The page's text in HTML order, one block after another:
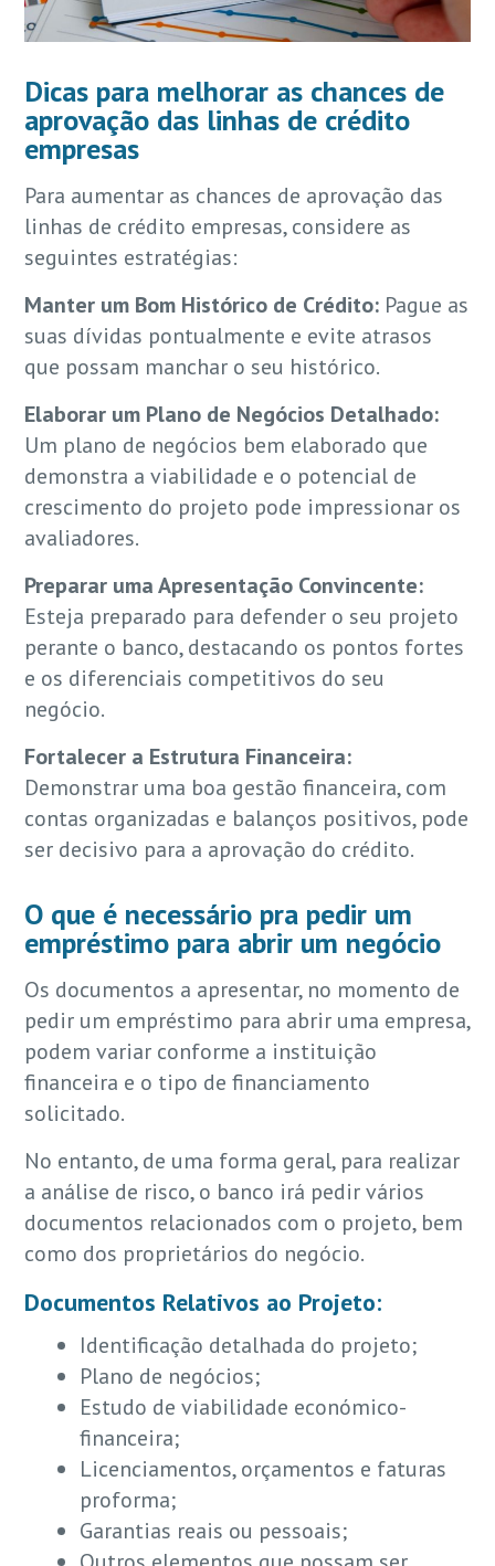
Dicas para melhorar as chances de
aprovação das linhas de crédito
empresas
Para aumentar as chances de aprovação das
linhas de crédito empresas, considere as
seguintes estratégias:
Manter um Bom Histórico de Crédito: Pague as
suas dívidas pontualmente e evite atrasos
que possam manchar o seu histórico.
Elaborar um Plano de Negócios Detalhado:
Um plano de negócios bem elaborado que
demonstra a viabilidade e o potencial de
crescimento do projeto pode impressionar os
avaliadores.
Preparar uma Apresentação Convincente:
Esteja preparado para defender o seu projeto
perante o banco, destacando os pontos fortes
e os diferenciais competitivos do seu
negócio.
Fortalecer a Estrutura Financeira:
Demonstrar uma boa gestão financeira, com
contas organizadas e balanços positivos, pode
ser decisivo para a aprovação do crédito.
O que é necessário pra pedir um
empréstimo para abrir um negócio
Os documentos a apresentar, no momento de
pedir um empréstimo para abrir uma empresa,
podem variar conforme a instituição
financeira e o tipo de financiamento
solicitado.
No entanto, de uma forma geral, para realizar
a análise de risco, o banco irá pedir vários
documentos relacionados com o projeto, bem
como dos proprietários do negócio.
Documentos Relativos ao Projeto:
Identificação detalhada do projeto;
Plano de negócios;
Estudo de viabilidade económico-
financeira;
Licenciamentos, orçamentos e faturas
proforma;
Garantias reais ou pessoais;